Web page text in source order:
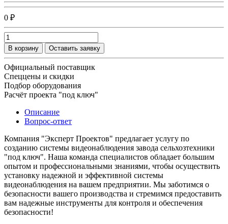
0 ₽
В корзину Оставить заявку
Официальный поставщик
Спеццены и скидки
Подбор оборудования
Расчёт проекта "под ключ"
Описание
Вопрос-ответ
Компания "Эксперт Проектов" предлагает услугу по
созданию системы видеонаблюдения завода сельхозтехники
"под ключ". Наша команда специалистов обладает большим
опытом и профессиональными знаниями, чтобы осуществить
установку надежной и эффективной системы
видеонаблюдения на вашем предприятии. Мы заботимся о
безопасности вашего производства и стремимся предоставить
вам надежные инструменты для контроля и обеспечения
безопасности!